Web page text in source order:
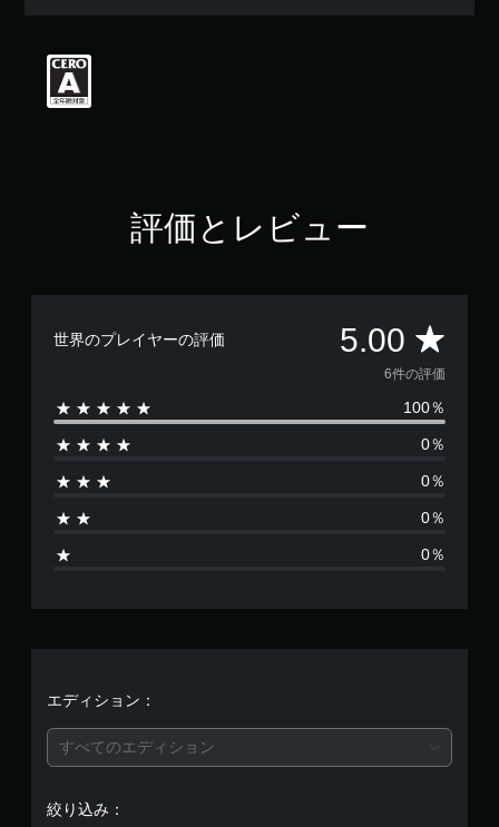
5
段
階
評価とレビュー
世界のプレイヤーの評価 5.00 評
価
数
は
、
6件の評価
100％
0％
0％
0％
0％
エディション：
すべてのエディション
絞り込み：